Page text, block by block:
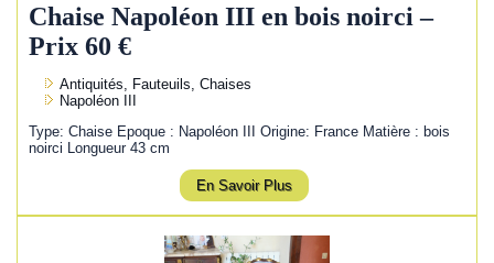
Chaise Napoléon III en bois noirci –
Prix 60 €
Antiquités, Fauteuils, Chaises
Napoléon III
Type: Chaise Epoque : Napoléon III Origine: France Matière : bois
noirci Longueur 43 cm
En Savoir Plus